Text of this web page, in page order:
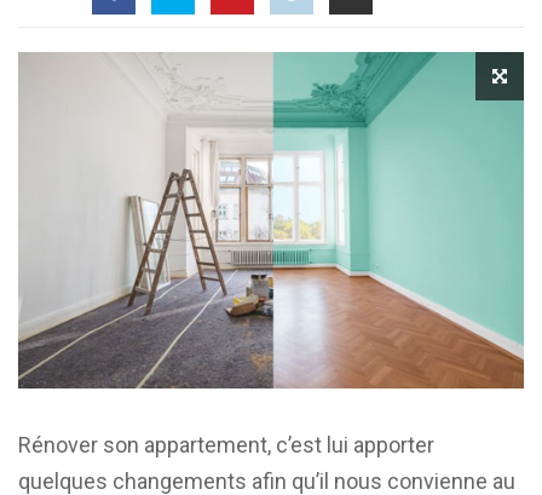
Rénover son appartement, c’est lui apporter
quelques changements afin qu’il nous convienne au